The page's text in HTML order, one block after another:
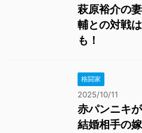
萩原裕介の
輔との対戦
も！
格闘家
2025/10/11
赤パンニキ
結婚相手の